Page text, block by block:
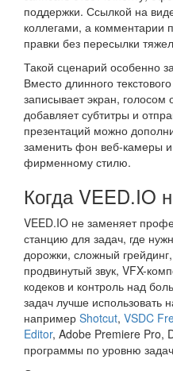
поддержки. Ссылкой на
коллегами, а комментарии
правки без пересылки
Такой сценарий особенно
Вместо длинного
записывает экран, голосом
добавляет субтитры и
презентаций можно
заменить фон веб-камеры и
фирменному стилю.
Когда VEED.IO
VEED.IO не заменяет
станцию для задач, где
дорожки, сложный
продвинутый звук, VFX-
кодеков и контроль над
задач лучше использовать
например Shotcut, VSDC
Editor, Adobe Premiere Pro,
программы по уровню